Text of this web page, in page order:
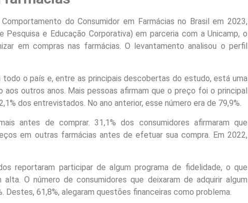
do Consumidor em Farmácias no Brasil em 2023,
e Educação Corporativa) em parceria com a Unicamp, o
em compras nas farmácias. O levantamento analisou o perfil
o país e, entre as principais descobertas do estudo, está uma
aos outros anos. Mais pessoas afirmam que o preço foi o principal
dos entrevistados. No ano anterior, esse número era de 79,9%.
antes de comprar. 31,1% dos consumidores afirmaram que
em outras farmácias antes de efetuar sua compra. Em 2022,
reportaram participar de algum programa de fidelidade, o que
O número de consumidores que deixaram de adquirir algum
61,8%, alegaram questões financeiras como problema.